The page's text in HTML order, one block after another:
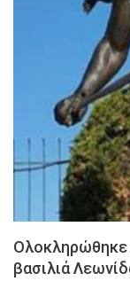
Ολοκληρώθηκε
βασιλιά